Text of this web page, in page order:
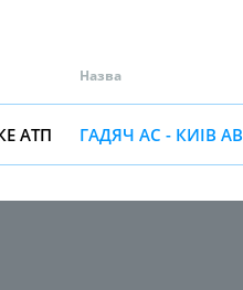
Назва
АТП ГАДЯЧ АС - КИIВ АВ